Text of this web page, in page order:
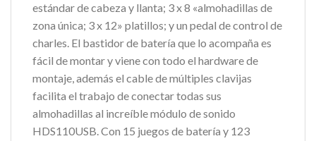
estándar de cabeza y llanta; 3 x 8 «almohadillas de
zona única; 3 x 12» platillos; y un pedal de control de
charles. El bastidor de batería que lo acompaña es
fácil de montar y viene con todo el hardware de
montaje, además el cable de múltiples clavijas
facilita el trabajo de conectar todas sus
almohadillas al increíble módulo de sonido
HDS110USB. Con 15 juegos de batería y 123